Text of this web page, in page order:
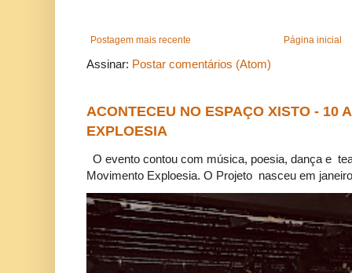
Postagem mais recente Página inicial
Assinar: Postar comentários (Atom)
ACONTECEU NO ESPAÇO XISTO - 10
EXPLOESIA
O evento contou com música, poesia, dança e
Movimento Exploesia. O Projeto nasceu em